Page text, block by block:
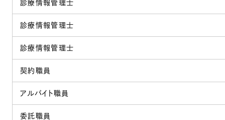
診療情報管理士
診療情報管理士
診療情報管理士
契約職員
アルバイト職員
委託職員